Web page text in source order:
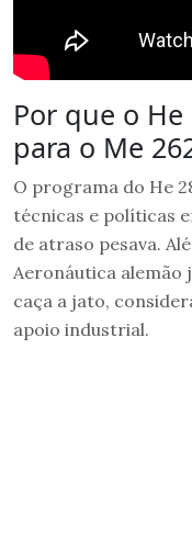
Por que o
para o Me
O programa do He
técnicas e políticas
de atraso pesava.
Aeronáutica
caça a jato,
apoio industrial.